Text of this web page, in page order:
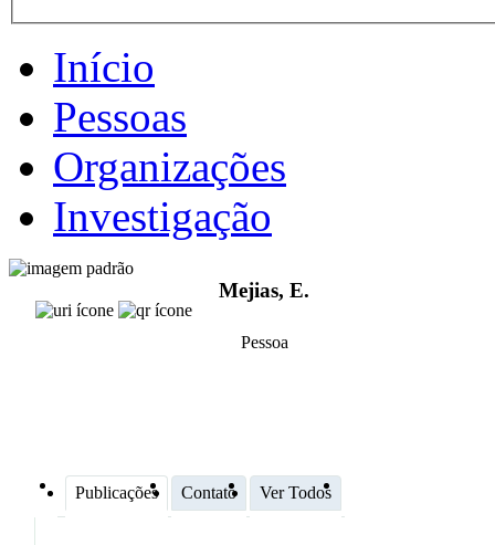
Início
Pessoas
Organizações
Investigação
Mejias, E.
Pessoa
Publicações Contato Ver Todos